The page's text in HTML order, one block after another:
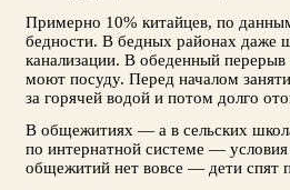
Примерно 10% китайцев, по
бедности. В бедных районах даже
канализации. В обеденный перерыв
моют посуду. Перед началом
за горячей водой и потом долго
В общежитиях — а в сельских
по интернатной системе —
общежитий нет вовсе — дети спят